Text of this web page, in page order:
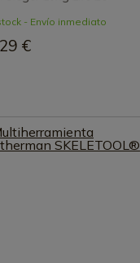
- Envío inmediato
€